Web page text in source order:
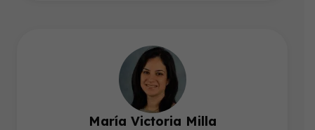
María Victoria Milla